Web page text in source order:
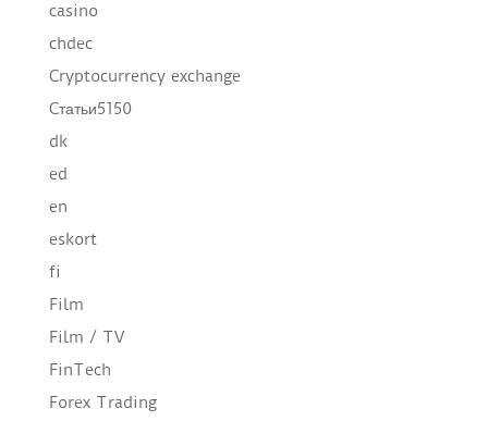
casino
chdec
Cryptocurrency exchange
Cтатьи5150
dk
ed
en
eskort
fi
Film
Film / TV
FinTech
Forex Trading